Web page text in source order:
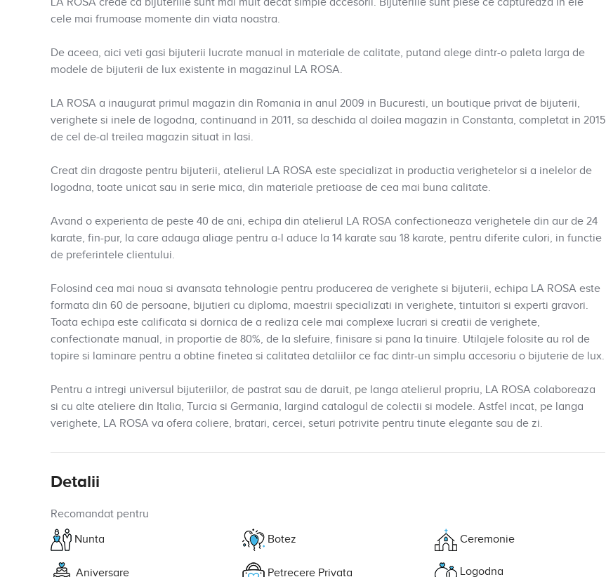
cele mai frumoase momente din viata noastra.
De aceea, aici veti gasi bijuterii lucrate manual in materiale de calitate, putand alege dintr-o paleta larga de
modele de bijuterii de lux existente in magazinul LA ROSA.
LA ROSA a inaugurat primul magazin din Romania in anul 2009 in Bucuresti, un boutique privat de bijuterii,
verighete si inele de logodna, continuand in 2011, sa deschida al doilea magazin in Constanta, completat in 2015
de cel de-al treilea magazin situat in Iasi.
Creat din dragoste pentru bijuterii, atelierul LA ROSA este specializat in productia verighetelor si a inelelor de
logodna, toate unicat sau in serie mica, din materiale pretioase de cea mai buna calitate.
Avand o experienta de peste 40 de ani, echipa din atelierul LA ROSA confectioneaza verighetele din aur de 24
karate, fin-pur, la care adauga aliage pentru a-l aduce la 14 karate sau 18 karate, pentru diferite culori, in functie
de preferintele clientului.
Folosind cea mai noua si avansata tehnologie pentru producerea de verighete si bijuterii, echipa LA ROSA este
formata din 60 de persoane, bijutieri cu diploma, maestrii specializati in verighete, tintuitori si experti gravori.
Toata echipa este calificata si dornica de a realiza cele mai complexe lucrari si creatii de verighete,
confectionate manual, in proportie de 80%, de la slefuire, finisare si pana la tinuire. Utilajele folosite au rol de
topire si laminare pentru a obtine finetea si calitatea detaliilor ce fac dintr-un simplu accesoriu o bijuterie de lux.
Pentru a intregi universul bijuteriilor, de pastrat sau de daruit, pe langa atelierul propriu, LA ROSA colaboreaza
si cu alte ateliere din Italia, Turcia si Germania, largind catalogul de colectii si modele. Astfel incat, pe langa
verighete, LA ROSA va ofera coliere, bratari, cercei, seturi potrivite pentru tinute elegante sau de zi.
Detalii
Recomandat pentru
Nunta
Botez Ceremonie
Aniversare Petrecere Privata Logodna